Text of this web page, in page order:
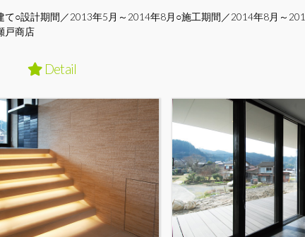
○設計期間／2013年5月～2014年8月○施工期間／2014年8月～
戸商店
Detail